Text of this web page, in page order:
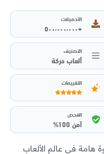
التحميلات
+٥٠٠٬٠٠٠٬٠٠٠
التصنيف
ألعاب حركة
التقييمات
الفحص
آمن 100%
3.2" يعد خطوة هامة في عالم الألعاب